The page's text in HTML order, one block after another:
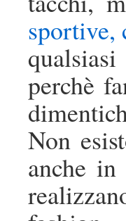
sportive,
perchè
Non
anche